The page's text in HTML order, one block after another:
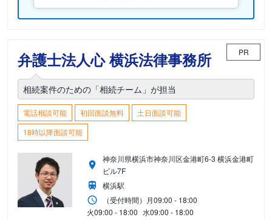
弁護士法人心 横浜法律事務所 PR
相続案件のための「相続チーム」が担当
電話相談可能 初回面談無料
土日面談可能
18時以降面談可能
神奈川県横浜市神奈川区金港町6-3 横浜金港町
ビル7F
横浜駅
（受付時間） 月09:00 - 18:00
火09:00 - 18:00 水09:00 - 18:00